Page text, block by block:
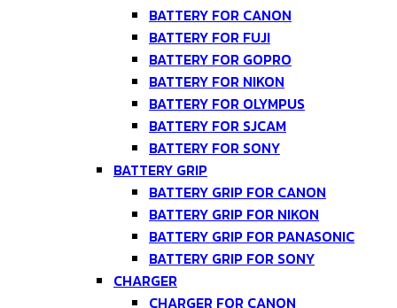
BATTERY FOR CANON
BATTERY FOR FUJI
BATTERY FOR GOPRO
BATTERY FOR NIKON
BATTERY FOR OLYMPUS
BATTERY FOR SJCAM
BATTERY FOR SONY
BATTERY GRIP
BATTERY GRIP FOR CANON
BATTERY GRIP FOR NIKON
BATTERY GRIP FOR PANASONIC
BATTERY GRIP FOR SONY
CHARGER
CHARGER FOR CANON